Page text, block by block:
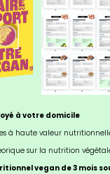
à votre domicile
à haute valeur
sur la nutrition
vegan de 3 mois